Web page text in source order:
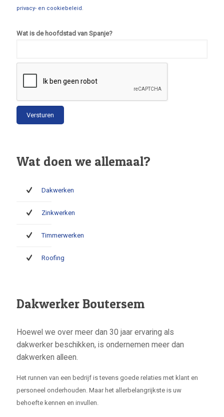
privacy- en cookiebeleid.
Wat is de hoofdstad van Spanje?
Wat doen we allemaal?
Dakwerken
Zinkwerken
Timmerwerken
Roofing
Dakwerker Boutersem
Hoewel we over meer dan 30 jaar ervaring als
dakwerker beschikken, is ondernemen meer dan
dakwerken alleen.
Het runnen van een bedrijf is tevens goede relaties met klant en
personeel onderhouden. Maar het allerbelangrijkste is uw
behoefte kennen en invullen.